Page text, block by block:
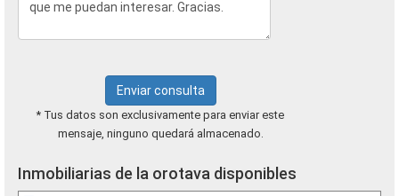
Enviar consulta
* Tus datos son exclusivamente para enviar este
mensaje, ninguno quedará almacenado.
Inmobiliarias de la orotava disponibles